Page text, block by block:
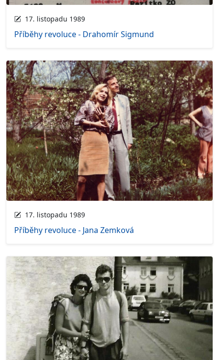
17. listopadu 1989
Příběhy revoluce - Drahomír Sigmund
17. listopadu 1989
Příběhy revoluce - Jana Zemková